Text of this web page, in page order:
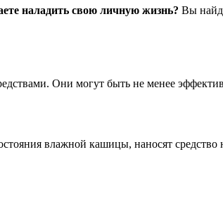
наладить свою личную жизнь? Вы
Они могут быть не менее
влажной кашицы, наносят средство